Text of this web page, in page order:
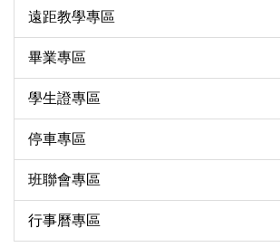
遠距教學專區
畢業專區
學生證專區
停車專區
班聯會專區
行事曆專區